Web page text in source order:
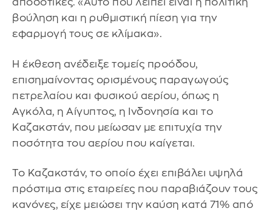
αποδοτικές. «Αυτό που λείπει είναι η πολιτική
βούληση και η ρυθμιστική πίεση για την
εφαρμογή τους σε κλίμακα».
Η έκθεση ανέδειξε τομείς προόδου,
επισημαίνοντας ορισμένους παραγωγούς
πετρελαίου και φυσικού αερίου, όπως η
Αγκόλα, η Αίγυπτος, η Ινδονησία και το
Καζακστάν, που μείωσαν με επιτυχία την
ποσότητα του αερίου που καίγεται.
Το Καζακστάν, το οποίο έχει επιβάλει υψηλά
πρόστιμα στις εταιρείες που παραβιάζουν τους
κανόνες, είχε μειώσει την καύση κατά 71% από